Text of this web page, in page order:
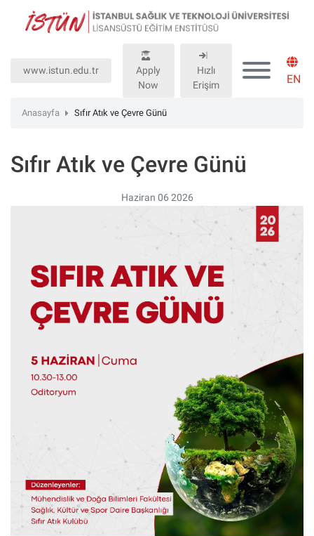
dikkat:
sitesinde,
destekleyen
BiClick"
sistemi
www.istun.edu.tr
Apply
Now
Hızlı
Erişim
EN
Anasayfa Sıfır Atık ve Çevre Günü
Sıfır Atık ve Çevre Günü
Haziran 06 2026